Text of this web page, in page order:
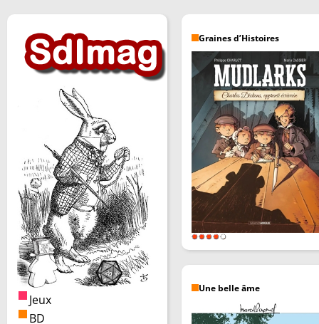
Jeux
BD
Graines d’Histoires
Une belle âme